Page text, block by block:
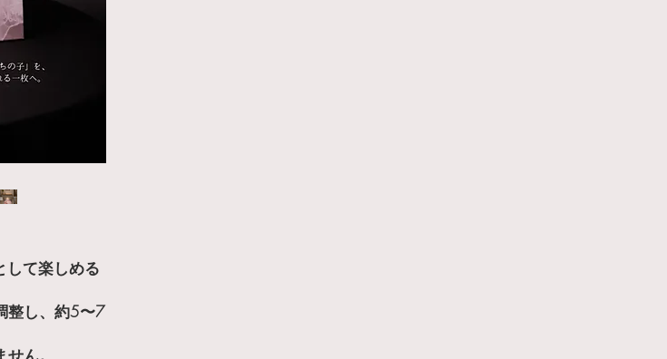
して楽しめる
整し、約5〜7
ん。